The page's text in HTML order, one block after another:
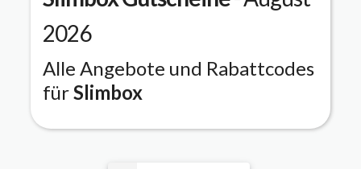
2026
Alle Angebote und Rabattcodes
fürSlimbox